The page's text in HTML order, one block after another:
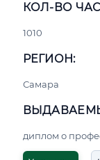
КОЛ-ВО
1010
РЕГИОН:
Самара
диплом о